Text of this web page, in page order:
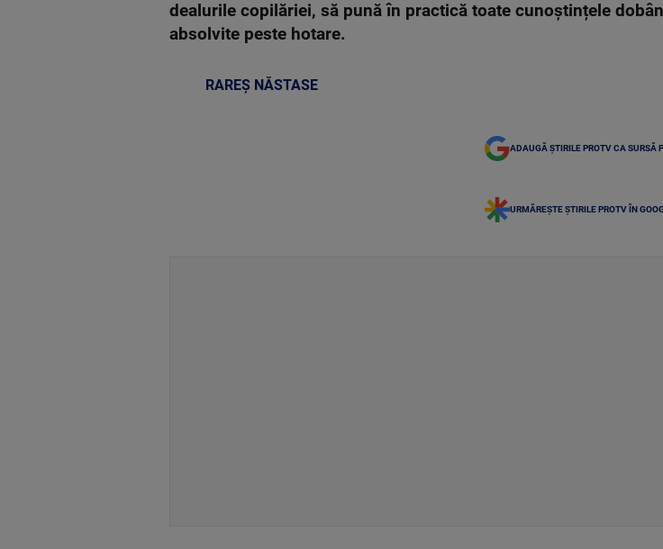
dealurile copilăriei, să pună în practică toate cunoștințele
absolvite peste hotare.
RAREȘ NĂSTASE
ADAUGĂ ȘTIRILE PROTV CA SURSĂ
URMĂREȘTE ȘTIRILE PROTV ÎN